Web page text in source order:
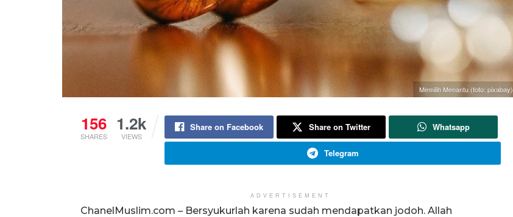
Memilih Menantu (foto: pixabay)
156
SHARES
1.2k
VIEWS
Share on Facebook Share on Twitter Whatsapp
Telegram
ADVERTISEMENT
ChanelMuslim.com – Bersyukurlah karena sudah mendapatkan jodoh. Allah